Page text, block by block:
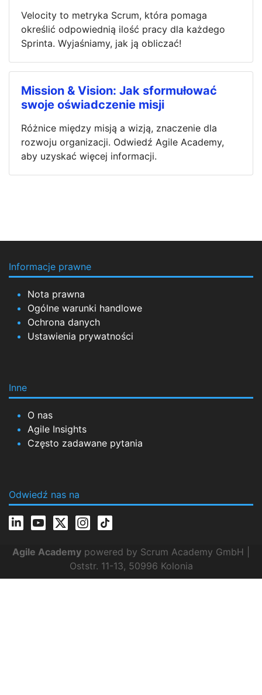
Velocity to metryka Scrum, która pomaga
określić odpowiednią ilość pracy dla każdego
Sprinta. Wyjaśniamy, jak ją obliczać!
Mission & Vision: Jak sformułować
swoje oświadczenie misji
Różnice między misją a wizją, znaczenie dla
rozwoju organizacji. Odwiedź Agile Academy,
aby uzyskać więcej informacji.
Informacje prawne
Nota prawna
Ogólne warunki handlowe
Ochrona danych
Ustawienia prywatności
Inne
O nas
Agile Insights
Często zadawane pytania
Odwiedź nas na
Agile Academy powered by Scrum Academy GmbH |
Oststr. 11-13, 50996 Kolonia